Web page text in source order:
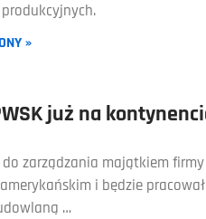
»
już na
zarządzania majątkiem
i będzie
…